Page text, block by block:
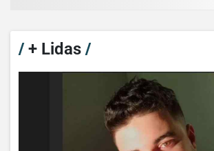
/+ Lidas /